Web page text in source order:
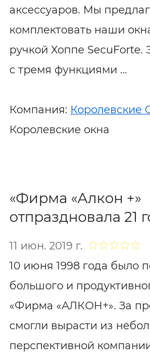
аксессуаров. Мы
комплектовать наши
ручкой Хоппе SecuForte.
с тремя функциями …
Компания: Королевские
Королевские окна
«Фирма «Алкон +»
отпраздновала 21
11 июн. 2019 г.
10 июня 1998 года было
большого и
«Фирма «АЛКОН+». За
смогли вырасти из
перспективной